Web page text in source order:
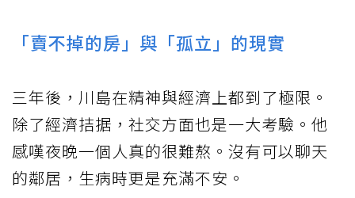
「賣不掉的房」與「孤立」的現實
三年後，川島在精神與經濟上都到了極限。
除了經濟拮据，社交方面也是一大考驗。他
感嘆夜晚一個人真的很難熬。沒有可以聊天
的鄰居，生病時更是充滿不安。